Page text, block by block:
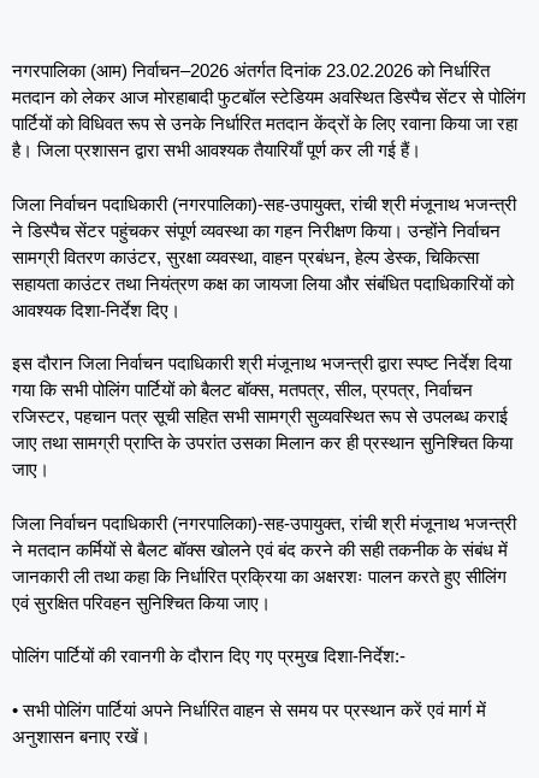
नगरपालिका (आम) निर्वाचन–2026 अंतर्गत दिनांक 23.02.2026 को निर्धारित
मतदान को लेकर आज मोरहाबादी फुटबॉल स्टेडियम अवस्थित डिस्पैच सेंटर से पोलिंग
पार्टियों को विधिवत रूप से उनके निर्धारित मतदान केंद्रों के लिए रवाना किया जा रहा
है। जिला प्रशासन द्वारा सभी आवश्यक तैयारियाँ पूर्ण कर ली गई हैं।
जिला निर्वाचन पदाधिकारी (नगरपालिका)-सह-उपायुक्त, रांची श्री मंजूनाथ भजन्त्री
ने डिस्पैच सेंटर पहुंचकर संपूर्ण व्यवस्था का गहन निरीक्षण किया। उन्होंने निर्वाचन
सामग्री वितरण काउंटर, सुरक्षा व्यवस्था, वाहन प्रबंधन, हेल्प डेस्क, चिकित्सा
सहायता काउंटर तथा नियंत्रण कक्ष का जायजा लिया और संबंधित पदाधिकारियों को
आवश्यक दिशा-निर्देश दिए।
इस दौरान जिला निर्वाचन पदाधिकारी श्री मंजूनाथ भजन्त्री द्वारा स्पष्ट निर्देश दिया
गया कि सभी पोलिंग पार्टियों को बैलट बॉक्स, मतपत्र, सील, प्रपत्र, निर्वाचन
रजिस्टर, पहचान पत्र सूची सहित सभी सामग्री सुव्यवस्थित रूप से उपलब्ध कराई
जाए तथा सामग्री प्राप्ति के उपरांत उसका मिलान कर ही प्रस्थान सुनिश्चित किया
जाए।
जिला निर्वाचन पदाधिकारी (नगरपालिका)-सह-उपायुक्त, रांची श्री मंजूनाथ भजन्त्री
ने मतदान कर्मियों से बैलट बॉक्स खोलने एवं बंद करने की सही तकनीक के संबंध में
जानकारी ली तथा कहा कि निर्धारित प्रक्रिया का अक्षरशः पालन करते हुए सीलिंग
एवं सुरक्षित परिवहन सुनिश्चित किया जाए।
पोलिंग पार्टियों की रवानगी के दौरान दिए गए प्रमुख दिशा-निर्देश:-
• सभी पोलिंग पार्टियां अपने निर्धारित वाहन से समय पर प्रस्थान करें एवं मार्ग में
अनुशासन बनाए रखें।